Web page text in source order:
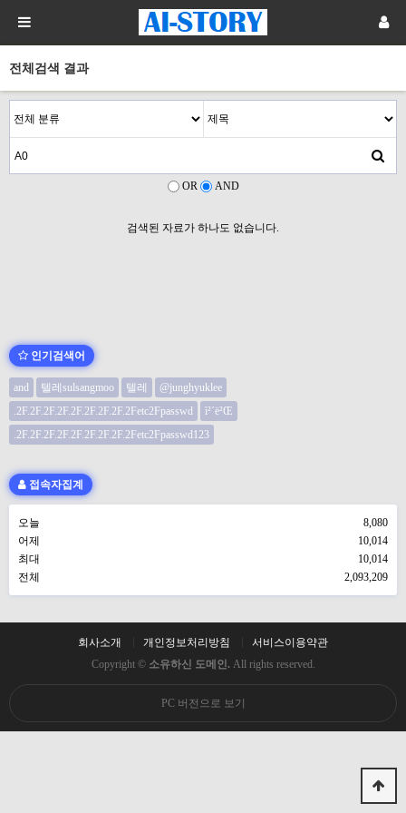
전체검색 결과
OR AND
검색된 자료가 하나도 없습니다.
인기검색어
and 텔레sulsangmoo 텔레
@junghyuklee
.2F.2F.2F.2F.2F.2F.2F.2F.2Fetc2Fpasswd
ì²´ë²Œ
.2F.2F.2F.2F.2F.2F.2F.2F.2Fetc2Fpasswd123
접속자집계
오늘
8,080
어제
10,014
최대
10,014
전체
2,093,209
회사소개 개인정보처리방침
서비스이용약관
Copyright © 소유하신 도메인. All rights reserved.
PC 버전으로 보기